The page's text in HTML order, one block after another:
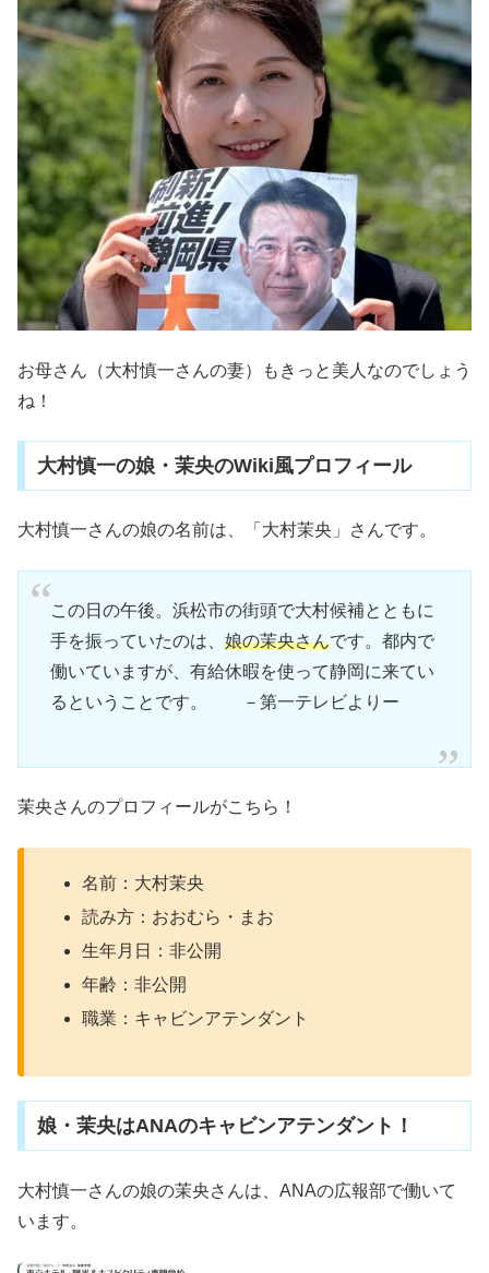
お母さん（大村慎一さんの妻）もきっと美人なのでしょう
ね！
大村慎一の娘・茉央のWiki風プロフィール
大村慎一さんの娘の名前は、「大村茉央」さんです。
この日の午後。浜松市の街頭で大村候補とともに
手を振っていたのは、 娘の茉央さんです。都内で
働いていますが、有給休暇を使って静岡に来てい
るということです。 －第一テレビよりー
茉央さんのプロフィールがこちら！
名前：大村茉央
読み方：おおむら・まお
生年月日：非公開
年齢：非公開
職業：キャビンアテンダント
娘・茉央はANAのキャビンアテンダント！
大村慎一さんの娘の茉央さんは、ANAの広報部で働いて
います。